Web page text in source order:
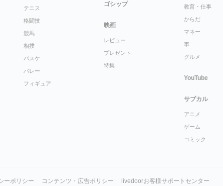
テニス
格闘技
競馬
相撲
バスケ
バレー
フィギュア
ゴシップ
映画
レビュー
プレゼント
特集
教育・仕事
からだ
マネー
車
グルメ
YouTube
サブカル
アニメ
ゲーム
コミック
ーポリシー コンテンツ・広告ポリシー livedoorお客様サポートセンター